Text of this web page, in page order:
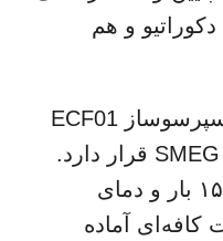
و هم
در بخش لوازم کوچک‌تر، اسپرسوساز ECF01
در صدر فروش‌های جهانی SMEG قرار دارد.
این دستگاه نه‌تنها با فشار ۱۵ بار و دمای
کافه‌ای آماده